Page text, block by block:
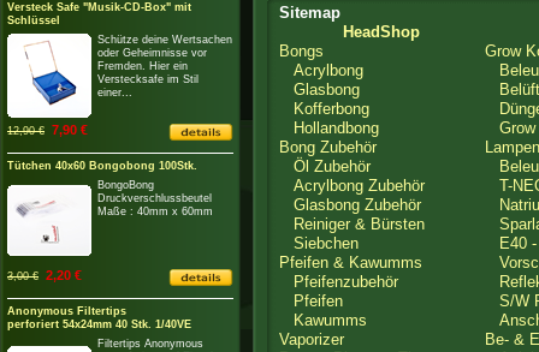
Sitemap
HeadShop
Bongs
Acrylbong
Glasbong
Kofferbong
Hollandbong
Bong Zubehör
Öl Zubehör
Acrylbong Zubehör
Glasbong Zubehör
Reiniger & Bürsten
Siebchen
Pfeifen & Kawumms
Pfeifenzubehör
Pfeifen
Kawumms
Vaporizer
Grow
Grow
T-
E40 -
S/W
Be- &
Versteck Safe "Musik-CD-Box" mit
Schlüssel
Schütze deine Wertsachen
oder Geheimnisse vor
Fremden. Hier ein
Verstecksafe im Stil
einer...
12,90 € 7,90 €
Tütchen 40x60 Bongobong 100Stk.
BongoBong
Druckverschlussbeutel
Maße : 40mm x 60mm
3,00 € 2,20 €
Anonymous Filtertips
perforiert 54x24mm 40 Stk. 1/40VE
Filtertips Anonymous